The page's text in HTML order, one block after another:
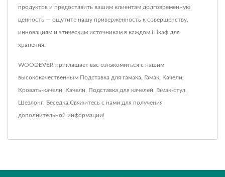
продуктов и предоставить вашим клиентам долговременную
ценность — ощутите нашу приверженность к совершенству,
инновациям и этическим источникам в каждом Шкаф для
хранения.
WOODEVER приглашает вас ознакомиться с нашим
высококачественным Подставка для гамака Гамак Качели
Кровать-качели Качели Подставка для качелей Гамак-стул
Шезлонг Беседка Свяжитесь с нами для получения
дополнительной информации!